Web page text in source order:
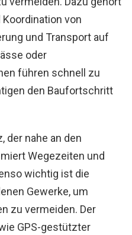
von
und Transport auf
oder
führen schnell zu
den Baufortschritt
der nahe an den
Wegezeiten und
wichtig ist die
Gewerke, um
zu vermeiden. Der
GPS-gestützter